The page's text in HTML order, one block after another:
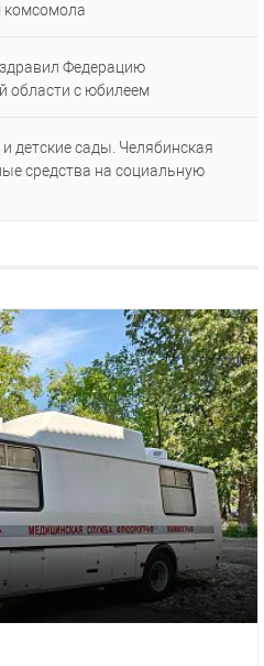
комсомола
Федерацию
области с юбилеем
детские сады. Челябинская
средства на социальную